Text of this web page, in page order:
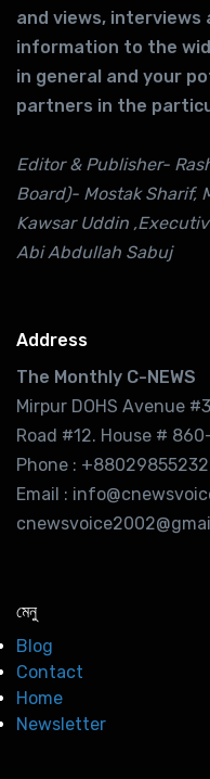
and views,
information to the
in general and your
partners in the
Editor & Publisher-
Board)- Mostak Sharif,
Kawsar Uddin
Abi Abdullah Sabuj
Address
The Monthly C-NEWS
Mirpur DOHS Avenue
Road #12. House #
Phone : +88029855232
Email :
মেনু
Blog
Contact
Home
Newsletter